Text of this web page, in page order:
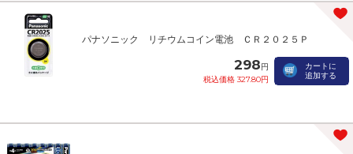
パナソニック リチウムコイン電池 ＣＲ２０２５Ｐ
298円
税込価格 327.80円
カートに
追加する